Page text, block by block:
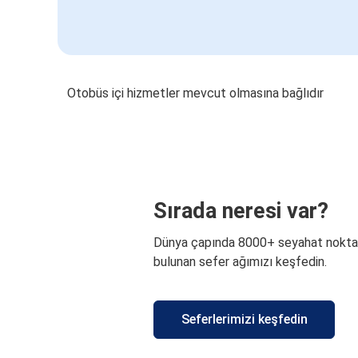
Otobüs içi hizmetler mevcut olmasına bağlıdır
Sırada neresi var?
Dünya çapında 8000+ seyahat
bulunan sefer ağımızı keşfedin.
Seferlerimizi keşfedin